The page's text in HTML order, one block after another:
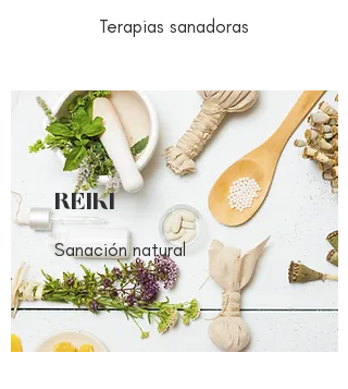
Terapias sanadoras
REIKI
Sanación natural